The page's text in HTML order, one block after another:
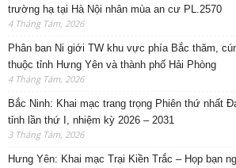
trường hạ tại Hà Nội nhân mùa an cư PL.2570
4 Tháng Tám, 2026
Phân ban Ni giới TW khu vực phía Bắc thăm,
thuộc tỉnh Hưng Yên và thành phố Hải Phòng
4 Tháng Tám, 2026
Bắc Ninh: Khai mạc trang trọng Phiên thứ nhất
tỉnh lần thứ I, nhiệm kỳ 2026 – 2031
3 Tháng Tám, 2026
Hưng Yên: Khai mạc Trại Kiền Trắc – Họp bạn